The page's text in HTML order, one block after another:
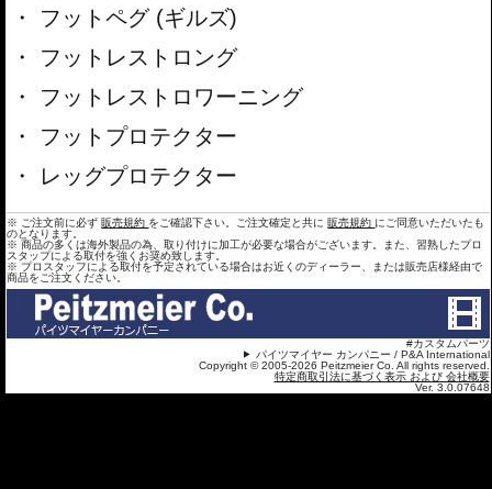
フットペグ (ギルズ)
フットレストロング
フットレストロワーニング
フットプロテクター
レッグプロテクター
※ ご注文前に必ず 販売規約 をご確認下さい。ご注文確定と共に 販売規約 にご同意いただいたも
のとなります。
※ 商品の多くは海外製品の為、取り付けに加工が必要な場合がございます。また、習熟したプロ
スタップによる取付を強くお奨め致します。
※ プロスタッフによる取付を予定されている場合はお近くのディーラー、または販売店様経由で
商品をご注文ください。
#カスタムパーツ
パイツマイヤー カンパニー / P&A International
Copyright © 2005-2026 Peitzmeier Co. All rights reserved.
特定商取引法に基づく表示 および 会社概要
Ver. 3.0.07648